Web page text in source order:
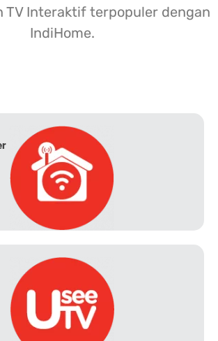
TV Interaktif terpopuler dengan
IndiHome.